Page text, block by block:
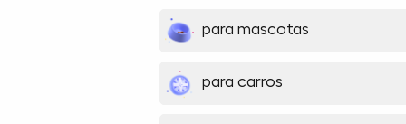
para mascotas
para carros